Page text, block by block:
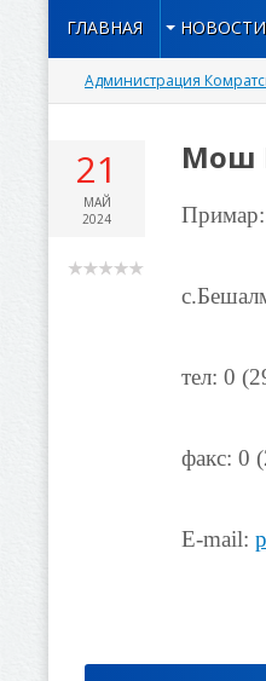
ГЛАВНАЯ НОВОСТИ
Администрация
21
МАЙ
2024
Мош
тел: 0
факс: 0
E-mail: